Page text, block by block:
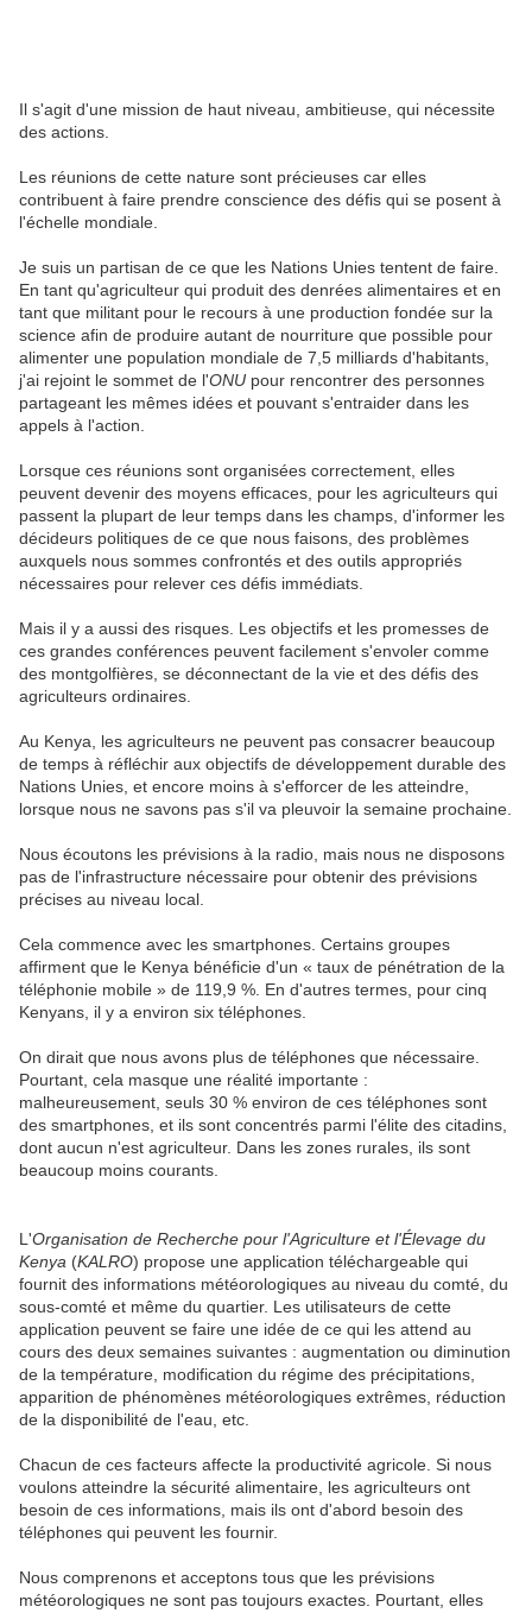
Il s'agit d'une mission de haut niveau, ambitieuse, qui nécessite
des actions.
Les réunions de cette nature sont précieuses car elles
contribuent à faire prendre conscience des défis qui se posent à
l'échelle mondiale.
Je suis un partisan de ce que les Nations Unies tentent de faire.
En tant qu'agriculteur qui produit des denrées alimentaires et en
tant que militant pour le recours à une production fondée sur la
science afin de produire autant de nourriture que possible pour
alimenter une population mondiale de 7,5 milliards d'habitants,
j'ai rejoint le sommet de l'ONU pour rencontrer des personnes
partageant les mêmes idées et pouvant s'entraider dans les
appels à l'action.
Lorsque ces réunions sont organisées correctement, elles
peuvent devenir des moyens efficaces, pour les agriculteurs qui
passent la plupart de leur temps dans les champs, d'informer les
décideurs politiques de ce que nous faisons, des problèmes
auxquels nous sommes confrontés et des outils appropriés
nécessaires pour relever ces défis immédiats.
Mais il y a aussi des risques. Les objectifs et les promesses de
ces grandes conférences peuvent facilement s'envoler comme
des montgolfières, se déconnectant de la vie et des défis des
agriculteurs ordinaires.
Au Kenya, les agriculteurs ne peuvent pas consacrer beaucoup
de temps à réfléchir aux objectifs de développement durable des
Nations Unies, et encore moins à s'efforcer de les atteindre,
lorsque nous ne savons pas s'il va pleuvoir la semaine prochaine.
Nous écoutons les prévisions à la radio, mais nous ne disposons
pas de l'infrastructure nécessaire pour obtenir des prévisions
précises au niveau local.
Cela commence avec les smartphones. Certains groupes
affirment que le Kenya bénéficie d'un « taux de pénétration de la
téléphonie mobile » de 119,9 %. En d'autres termes, pour cinq
Kenyans, il y a environ six téléphones.
On dirait que nous avons plus de téléphones que nécessaire.
Pourtant, cela masque une réalité importante :
malheureusement, seuls 30 % environ de ces téléphones sont
des smartphones, et ils sont concentrés parmi l'élite des citadins,
dont aucun n'est agriculteur. Dans les zones rurales, ils sont
beaucoup moins courants.
L'Organisation de Recherche pour l'Agriculture et l'Élevage du
Kenya (KALRO) propose une application téléchargeable qui
fournit des informations météorologiques au niveau du comté, du
sous-comté et même du quartier. Les utilisateurs de cette
application peuvent se faire une idée de ce qui les attend au
cours des deux semaines suivantes : augmentation ou diminution
de la température, modification du régime des précipitations,
apparition de phénomènes météorologiques extrêmes, réduction
de la disponibilité de l'eau, etc.
Chacun de ces facteurs affecte la productivité agricole. Si nous
voulons atteindre la sécurité alimentaire, les agriculteurs ont
besoin de ces informations, mais ils ont d'abord besoin des
téléphones qui peuvent les fournir.
Nous comprenons et acceptons tous que les prévisions
météorologiques ne sont pas toujours exactes. Pourtant, elles